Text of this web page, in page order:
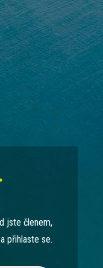
jste členem,
přihlaste se.